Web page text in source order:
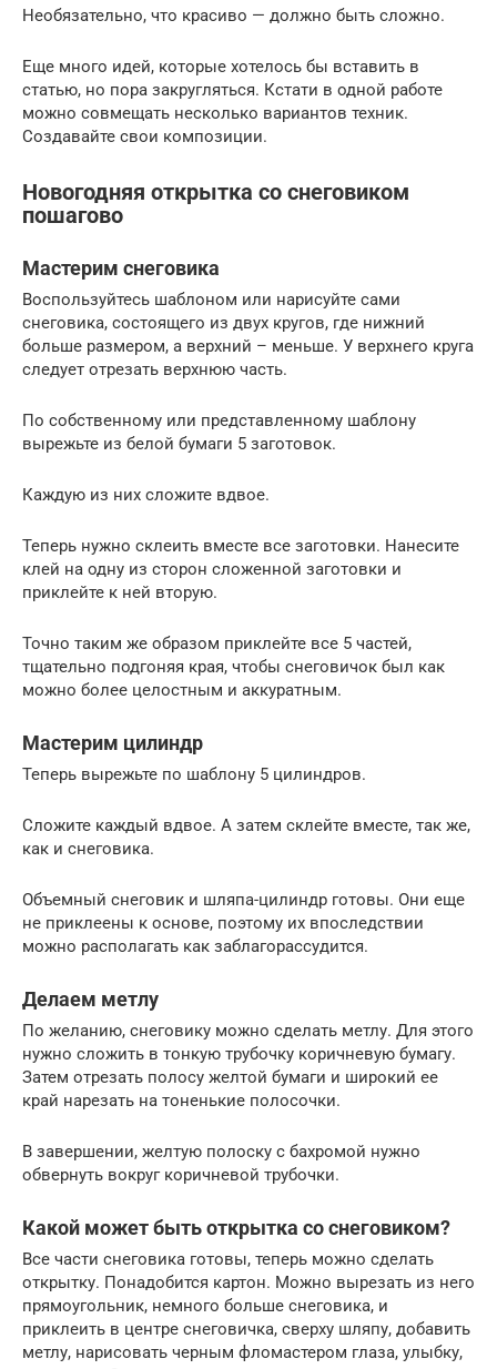
Необязательно, что красиво — должно быть сложно.
Еще много идей, которые хотелось бы вставить в
статью, но пора закругляться. Кстати в одной работе
можно совмещать несколько вариантов техник.
Создавайте свои композиции.
Новогодняя открытка со снеговиком
пошагово
Мастерим снеговика
Воспользуйтесь шаблоном или нарисуйте сами
снеговика, состоящего из двух кругов, где нижний
больше размером, а верхний – меньше. У верхнего круга
следует отрезать верхнюю часть.
По собственному или представленному шаблону
вырежьте из белой бумаги 5 заготовок.
Каждую из них сложите вдвое.
Теперь нужно склеить вместе все заготовки. Нанесите
клей на одну из сторон сложенной заготовки и
приклейте к ней вторую.
Точно таким же образом приклейте все 5 частей,
тщательно подгоняя края, чтобы снеговичок был как
можно более целостным и аккуратным.
Мастерим цилиндр
Теперь вырежьте по шаблону 5 цилиндров.
Сложите каждый вдвое. А затем склейте вместе, так же,
как и снеговика.
Объемный снеговик и шляпа-цилиндр готовы. Они еще
не приклеены к основе, поэтому их впоследствии
можно располагать как заблагорассудится.
Делаем метлу
По желанию, снеговику можно сделать метлу. Для этого
нужно сложить в тонкую трубочку коричневую бумагу.
Затем отрезать полосу желтой бумаги и широкий ее
край нарезать на тоненькие полосочки.
В завершении, желтую полоску с бахромой нужно
обвернуть вокруг коричневой трубочки.
Какой может быть открытка со снеговиком?
Все части снеговика готовы, теперь можно сделать
открытку. Понадобится картон. Можно вырезать из него
прямоугольник, немного больше снеговика, и
приклеить в центре снеговичка, сверху шляпу, добавить
метлу, нарисовать черным фломастером глаза, улыбку,